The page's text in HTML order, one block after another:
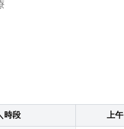
時段 上午